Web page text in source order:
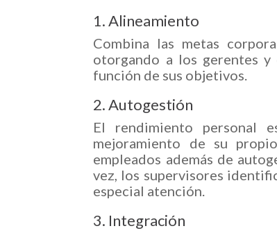
1. Alineamiento
Combina las metas
otorgando a los gerentes y
función de sus objetivos.
2. Autogestión
El rendimiento personal
mejoramiento de su
empleados además de
vez, los supervisores
especial atención.
3. Integración